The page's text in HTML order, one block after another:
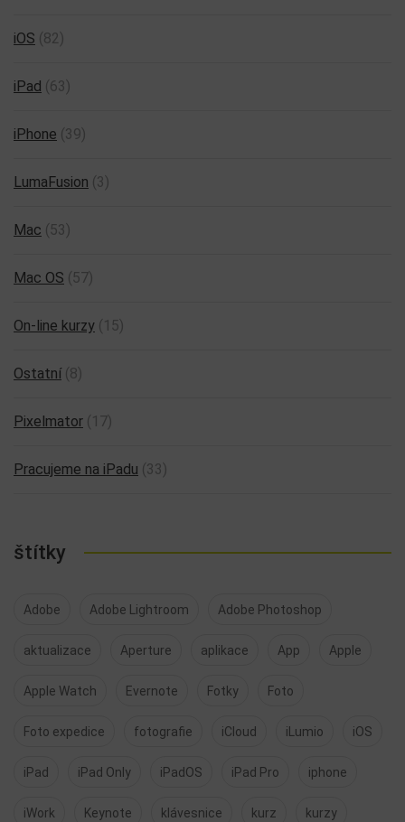
iOS (82)
iPad (63)
iPhone (39)
LumaFusion (3)
Mac (53)
Mac OS (57)
On-line kurzy (15)
Ostatní (8)
Pixelmator (17)
Pracujeme na iPadu (33)
štítky
Adobe Adobe Lightroom Adobe Photoshop
aktualizace Aperture aplikace App Apple
Apple Watch Evernote Fotky Foto
Foto expedice fotografie iCloud iLumio iOS
iPad iPad Only iPadOS iPad Pro iphone
iWork Keynote klávesnice kurz kurzy